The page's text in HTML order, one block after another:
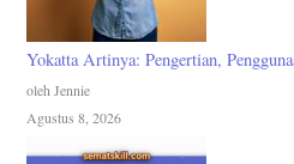
Yokatta Artinya: Pengertian,
oleh Jennie
Agustus 8, 2026